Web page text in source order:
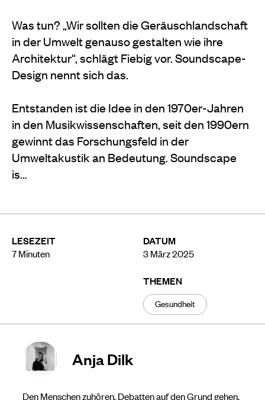
LESEZEIT
7Minuten
DATUM
3 März 2025
THEMEN
Gesundheit
Was tun? „Wir sollten die Geräuschlandschaft
in der Umwelt genauso gestalten wie ihre
Architektur“, schlägt Fiebig vor. Soundscape-
Design nennt sich das.
Entstanden ist die Idee in den 1970er-Jahren
in den Musikwissenschaften, seit den 1990ern
gewinnt das Forschungsfeld in der
Umweltakustik an Bedeutung. Soundscape
is…
Anja Dilk
Den Menschen zuhören, Debatten auf den Grund gehen,